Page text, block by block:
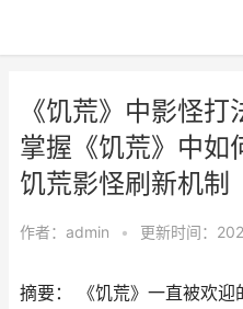
《饥荒》中影怪
掌握《饥荒》中如
饥荒影怪刷新机制
作者： admin • 更新时间：
摘要： 《饥荒》一直被欢迎